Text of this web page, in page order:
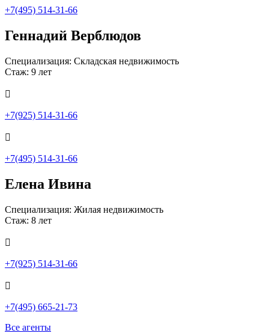
+7(495) 514-31-66
Геннадий Верблюдов
Специализация: Складская недвижимость
Стаж: 9 лет

+7(925) 514-31-66

+7(495) 514-31-66
Елена Ивина
Специализация: Жилая недвижимость
Стаж: 8 лет

+7(925) 514-31-66

+7(495) 665-21-73
Все агенты